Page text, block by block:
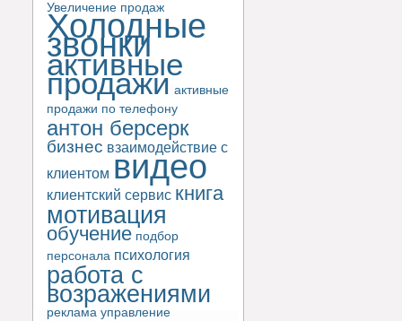
Увеличение продаж
Холодные
звонки
активные
продажи активные
продажи по телефону
антон берсерк
бизнес взаимодействие с
клиентом видео
клиентский сервис книга
мотивация
обучение подбор
персонала психология
работа с
возражениями
реклама управление